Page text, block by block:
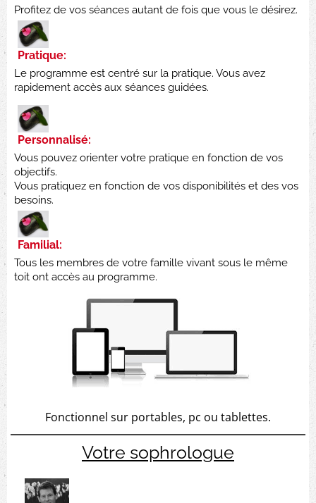
Profitez de vos séances autant de fois que vous le désirez.
Pratique:
Le programme est centré sur la pratique. Vous avez
rapidement accès aux séances guidées.
Personnalisé:
Vous pouvez orienter votre pratique en fonction de vos
objectifs.
Vous pratiquez en fonction de vos disponibilités et des vos
besoins.
Familial:
Tous les membres de votre famille vivant sous le même
toit ont accès au programme.
Fonctionnel sur portables, pc ou tablettes.
Votre sophrologue